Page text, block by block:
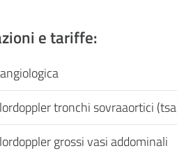
e tariffe:
tronchi sovraaortici
grossi vasi addominali